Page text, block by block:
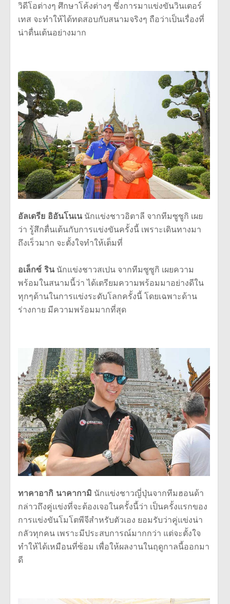
วิดีโอต่างๆ ศึกษาโค้งต่างๆ ซึ่งการมาแข่งขันวินเตอร์
เทส จะทำให้ได้ทดสอบกับสนามจริงๆ ถือว่าเป็นเรื่องที่
น่าตื่นเต้นอย่างมาก
อัลเดรีย อิอันโนเนนักแข่งชาวอิตาลี จากทีมซูซูกิ เผย
ว่า รู้สึกตื่นเต้นกับการแข่งขันครั้งนี้ เพราะเดินทางมา
ถึงเร็วมาก จะตั้งใจทำให้เต็มที่
อเล็กซ์ รินนักแข่งชาวสเปน จากทีมซูซูกิ เผยความ
พร้อมในสนามนี้ว่า ได้เตรียมความพร้อมมาอย่างดีใน
ทุกๆด้านในการแข่งระดับโลกครั้งนี้ โดยเฉพาะด้าน
ร่างกาย มีความพร้อมมากที่สุด
ทาคาอากิ นาคากามิ นักแข่งชาวญี่ปุ่นจากทีมฮอนด้า
กล่าวถึงคู่แข่งที่จะต้องเจอในครั้งนี้ว่า เป็นครั้งแรกของ
การแข่งขันโมโตพีจีสำหรับตัวเอง ยอมรับว่าคู่แข่งน่า
กลัวทุกคน เพราะมีประสบการณ์มากกว่า แต่จะตั้งใจ
ทำให้ได้เหมือนที่ซ้อม เพื่อให้ผลงานในฤดูกาลนี้ออกมา
ดี